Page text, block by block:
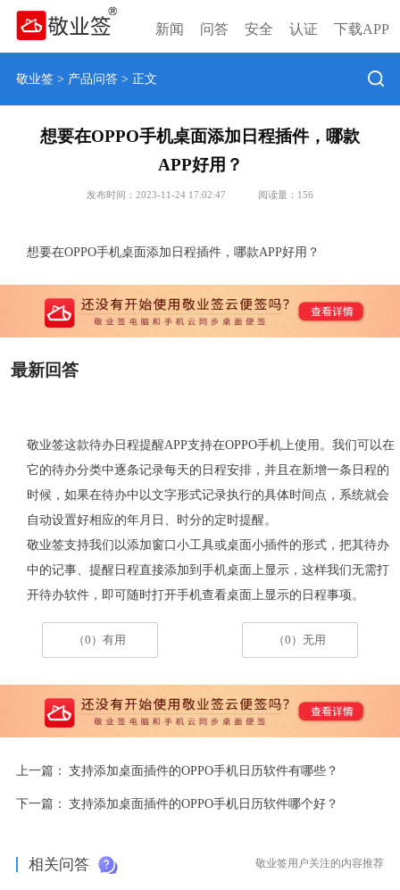
新闻 问答 安全 认证 下载APP
敬业签> 产品问答> 正文
想要在OPPO手机桌面添加日程插件，哪款
APP好用？
发布时间：2023-11-24 17:02:47 阅读量： 156
想要在OPPO手机桌面添加日程插件，哪款APP好用？
最新回答
敬业签这款待办日程提醒APP支持在OPPO手机上使用。我们可以在
它的待办分类中逐条记录每天的日程安排，并且在新增一条日程的
时候，如果在待办中以文字形式记录执行的具体时间点，系统就会
自动设置好相应的年月日、时分的定时提醒。
敬业签支持我们以添加窗口小工具或桌面小插件的形式，把其待办
中的记事、提醒日程直接添加到手机桌面上显示，这样我们无需打
开待办软件，即可随时打开手机查看桌面上显示的日程事项。
（0）有用 （0）无用
上一篇： 支持添加桌面插件的OPPO手机日历软件有哪些？
下一篇： 支持添加桌面插件的OPPO手机日历软件哪个好？
相关问答 敬业签用户关注的内容推荐